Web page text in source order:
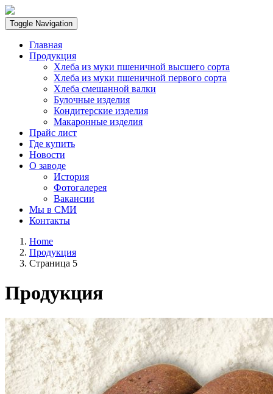
Toggle Navigation
Главная
Продукция
Хлеба из муки пшеничной высшего сорта
Хлеба из муки пшеничной первого сорта
Хлеба смешанной валки
Булочные изделия
Кондитерские изделия
Макаронные изделия
Прайс лист
Где купить
Новости
О заводе
История
Фотогалерея
Вакансии
Мы в СМИ
Контакты
Home
Продукция
Страница 5
Продукция